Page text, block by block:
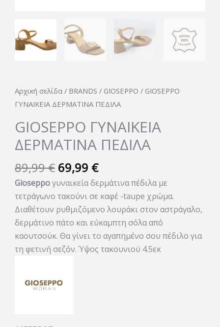
Αρχική σελίδα / BRANDS / GIOSEPPO / GIOSEPPO
ΓΥΝΑΙΚΕΙΑ ΔΕΡΜΑΤΙΝΑ ΠΕΔΙΛΑ
GIOSEPPO ΓΥΝΑΙΚΕΙΑ
ΔΕΡΜΑΤΙΝΑ ΠΕΔΙΛΑ
89,99€ 69,99 €
Gioseppoγυναικεία δερμάτινα πέδιλα με
τετράγωνο τακούνι σε καφέ -taupe χρώμα.
Διαθέτουν ρυθμιζόμενο λουράκι στον αστράγαλο,
δερμάτινο πάτο και εύκαμπτη σόλα από
καουτσούκ. Θα γίνει το αγαπημένο σου πέδιλο για
τη φετινή σεζόν. Ύψος τακουνιού 4.5εκ